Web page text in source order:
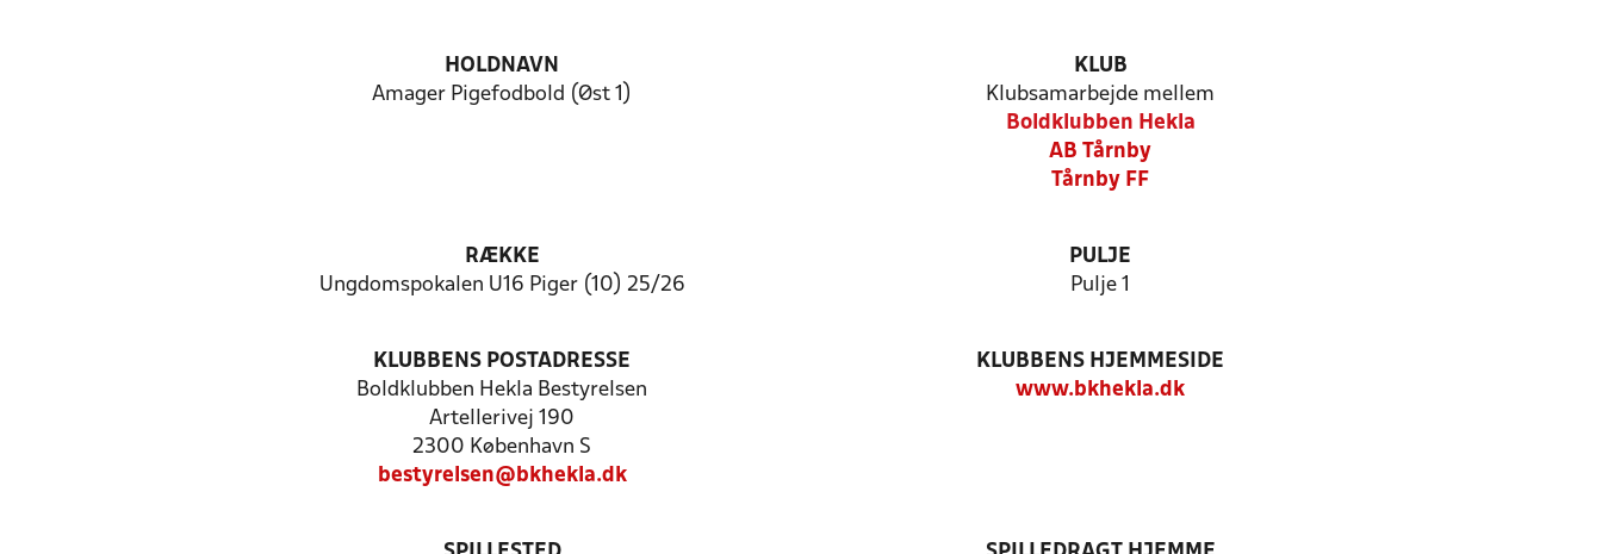
HOLDNAVN
Amager Pigefodbold (Øst 1)
KLUB
Klubsamarbejde mellem
Boldklubben Hekla
AB Tårnby
Tårnby FF
RÆKKE
Ungdomspokalen U16 Piger (10) 25/26
PULJE
Pulje 1
KLUBBENS POSTADRESSE
Boldklubben Hekla Bestyrelsen
Artellerivej 190
2300 København S
bestyrelsen@bkhekla.dk
KLUBBENS HJEMMESIDE
www.bkhekla.dk